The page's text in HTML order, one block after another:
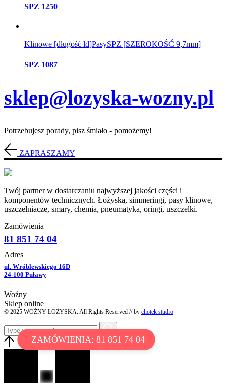
ZAMÓWIENIA: 81 851 74 04
SPZ 1250
Klinowe [długość ld]PasySPZ [SZEROKOŚĆ 9,7mm]
SPZ 1087
sklep@lozyska-wozny.pl
Potrzebujesz porady, pisz śmiało - pomożemy!
ZAPRASZAMY
Twój partner w dostarczaniu najwyższej jakości części i
komponentów technicznych. Łożyska, simmeringi, pasy klinowe,
uszczelniacze, smary, chemia, pneumatyka, oringi, uszczelki.
Zamówienia
81 851 74 04
Adres
ul. Wróblewskiego 16D
24-100 Puławy
Woźny
Sklep online
© 2025 WOŹNY ŁOŻYSKA. All Rights Reserved // by chotek studio